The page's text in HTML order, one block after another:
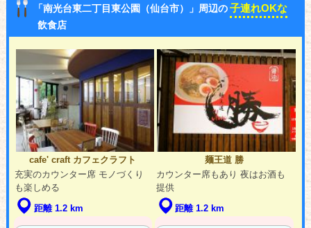
「南光台東二丁目東公園（仙台市）」周辺の子連れOKな
飲食店
cafe' craft カフェクラフト
充実のカウンター席 モノづくり
も楽しめる
距離 1.2 km
麺王道 勝
カウンター席もあり 夜はお酒も
提供
距離 1.2 km